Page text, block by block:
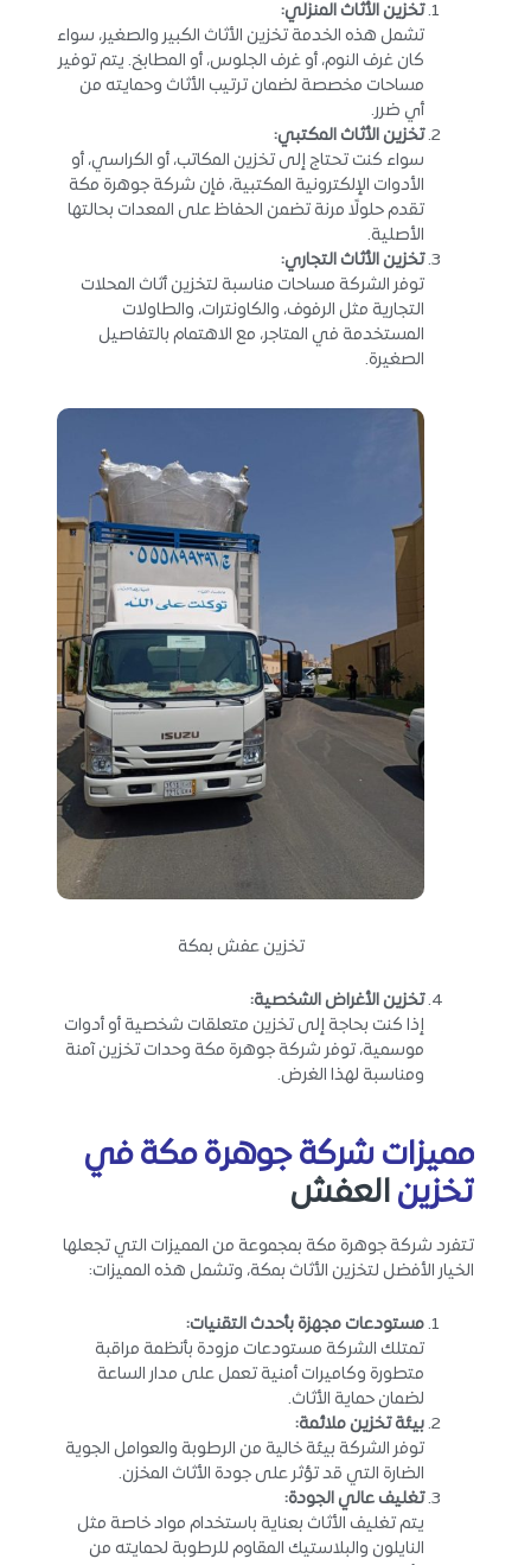
تخزين الأثاث المنزلي:
تشمل هذه الخدمة تخزين الأثاث الكبير والصغير، سواء
كان غرف النوم، أو غرف الجلوس، أو المطابخ. يتم توفير
مساحات مخصصة لضمان ترتيب الأثاث وحمايته من
أي ضرر.
تخزين الأثاث المكتبي:
سواء كنت تحتاج إلى تخزين المكاتب، أو الكراسي، أو
الأدوات الإلكترونية المكتبية، فإن شركة جوهرة مكة
تقدم حلولًا مرنة تضمن الحفاظ على المعدات بحالتها
الأصلية.
تخزين الأثاث التجاري:
توفر الشركة مساحات مناسبة لتخزين أثاث المحلات
التجارية مثل الرفوف، والكاونترات، والطاولات
المستخدمة في المتاجر، مع الاهتمام بالتفاصيل
الصغيرة.
تخزين عفش بمكة
تخزين الأغراض الشخصية:
إذا كنت بحاجة إلى تخزين متعلقات شخصية أو أدوات
موسمية، توفر شركة جوهرة مكة وحدات تخزين آمنة
ومناسبة لهذا الغرض.
مميزات شركة جوهرة مكة في
تخزين العفش
تتفرد شركة جوهرة مكة بمجموعة من المميزات التي تجعلها
الخيار الأفضل لتخزين الأثاث بمكة، وتشمل هذه المميزات:
مستودعات مجهزة بأحدث التقنيات:
تمتلك الشركة مستودعات مزودة بأنظمة مراقبة
متطورة وكاميرات أمنية تعمل على مدار الساعة
لضمان حماية الأثاث.
بيئة تخزين ملائمة:
توفر الشركة بيئة خالية من الرطوبة والعوامل الجوية
الضارة التي قد تؤثر على جودة الأثاث المخزن.
تغليف عالي الجودة:
يتم تغليف الأثاث بعناية باستخدام مواد خاصة مثل
النايلون والبلاستيك المقاوم للرطوبة لحمايته من